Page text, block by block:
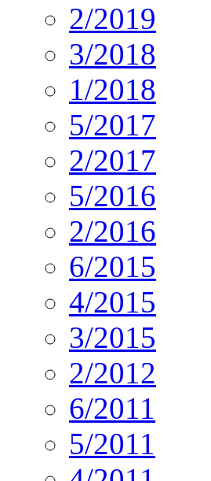
2/2019
3/2018
1/2018
5/2017
2/2017
5/2016
2/2016
6/2015
4/2015
3/2015
2/2012
6/2011
5/2011